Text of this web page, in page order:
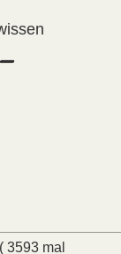
( 3593 mal